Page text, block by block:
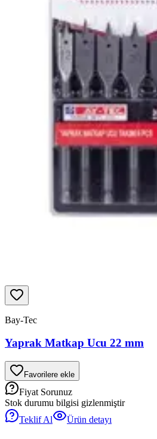
Bay-Tec
Yaprak Matkap Ucu 22 mm
Favorilere ekle
Fiyat Sorunuz
Stok durumu bilgisi gizlenmiştir
Teklif Al
Ürün detayı